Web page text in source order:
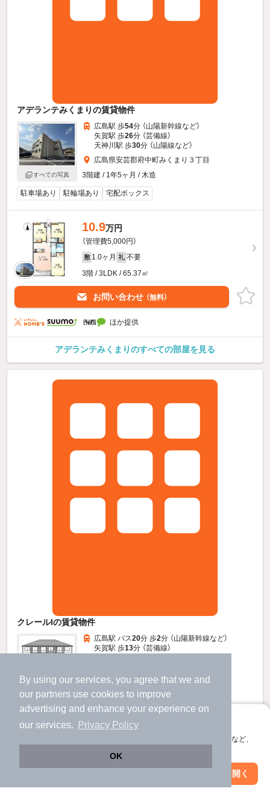
By using our services, you agree that we and
our partners use cookies to improve
advertising and enhance your experience on
our services.
Privacy Policy
OK
アプリに切り替えて、サクサクお部屋探し
会員登録なしですぐ使える。マップ検索やお気に入り保存など、
アプリを開く
アデランテみくまりの賃貸物件
すべての写真
広島駅 歩54分 （山陽新幹線など）
矢賀駅 歩26分 （芸備線）
天神川駅 歩30分 （山陽線など）
広島県安芸郡府中町みくまり３丁目
3階建 / 1年5ヶ月 / 木造
駐車場あり 駐輪場あり 宅配ボックス
10.9万円
（管理費5,000円）
敷 1.0ヶ月 礼 不要
3階 / 3LDK / 65.37㎡
お問い合わせ （無料）
ほか提供
アデランテみくまりのすべての部屋を見る
クレールIの賃貸物件
すべての写真
広島駅 バス20分 歩2分 （山陽新幹線など）
矢賀駅 歩13分 （芸備線）
2階建 / 1年7ヶ月 / 木造
駐車場あり
駐輪場あり
（管理費4,000円）
敷 2.0ヶ月 礼 1.0ヶ月
絞り込み条件を変更